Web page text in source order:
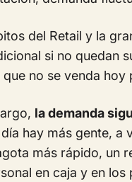
del Retail y la
si no quedan
no se venda
la demanda
hay más gente, a
más rápido, un
en caja y en